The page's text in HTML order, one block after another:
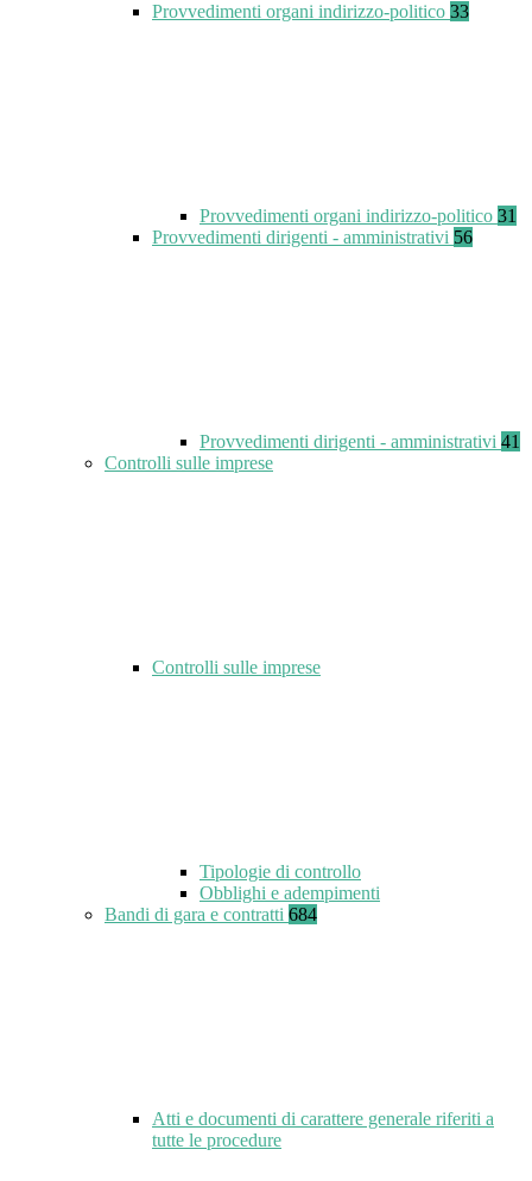
Provvedimenti organi indirizzo-politico 33
Provvedimenti organi indirizzo-politico 31
Provvedimenti dirigenti - amministrativi 56
Provvedimenti dirigenti - amministrativi 41
Controlli sulle imprese
Controlli sulle imprese
Tipologie di controllo
Obblighi e adempimenti
Bandi di gara e contratti 684
Atti e documenti di carattere generale riferiti a
tutte le procedure